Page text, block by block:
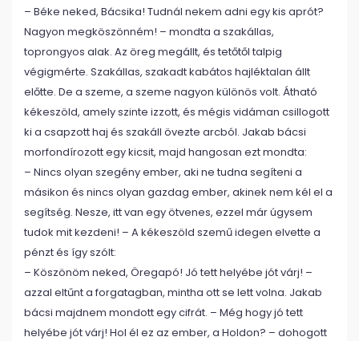
– Béke neked, Bácsika! Tudnál nekem adni egy kis aprót?
Nagyon megköszönném! – mondta a szakállas,
toprongyos alak. Az öreg megállt, és tetőtől talpig
végigmérte. Szakállas, szakadt kabátos hajléktalan állt
előtte. De a szeme, a szeme nagyon különös volt. Átható
kékeszöld, amely szinte izzott, és mégis vidáman csillogott
ki a csapzott haj és szakáll övezte arcból. Jakab bácsi
morfondírozott egy kicsit, majd hangosan ezt mondta:
– Nincs olyan szegény ember, aki ne tudna segíteni a
másikon és nincs olyan gazdag ember, akinek nem kél el a
segítség. Nesze, itt van egy ötvenes, ezzel már úgysem
tudok mit kezdeni! – A kékeszöld szemű idegen elvette a
pénzt és így szólt:
– Köszönöm neked, Öregapó! Jó tett helyébe jót várj! –
azzal eltűnt a forgatagban, mintha ott se lett volna. Jakab
bácsi majdnem mondott egy cifrát. – Még hogy jó tett
helyébe jót várj! Hol él ez az ember, a Holdon? – dohogott